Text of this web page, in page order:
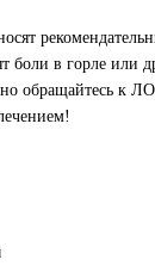
боли в горле или
обращайтесь к